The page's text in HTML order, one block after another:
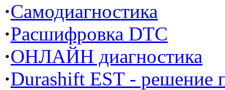
·Самодиагностика
·Расшифровка DTC
·ОНЛАЙН диагностика
·Durashift EST - решение